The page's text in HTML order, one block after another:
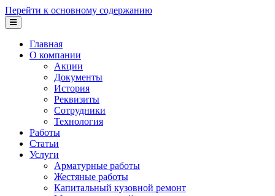
Перейти к основному содержанию
Главная
О компании
Акции
Документы
История
Реквизиты
Сотрудники
Технология
Работы
Статьи
Услуги
Арматурные работы
Жестяные работы
Капитальный кузовной ремонт